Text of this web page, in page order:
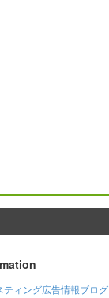
ティング広告情報ブログ